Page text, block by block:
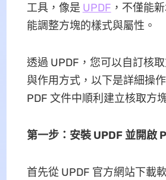
工具，像是 UPDF ，不僅能
能調整方塊的樣式與屬性。
透過 UPDF，您可以自訂核
與作用方式，以下是詳細操
PDF 文件中順利建立核取方
第一步：安裝 UPDF 並開啟
首先從 UPDF 官方網站下載